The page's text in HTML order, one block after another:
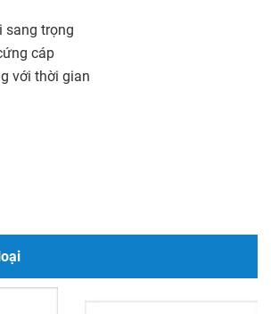
sang trọng
cáp
với thời gian